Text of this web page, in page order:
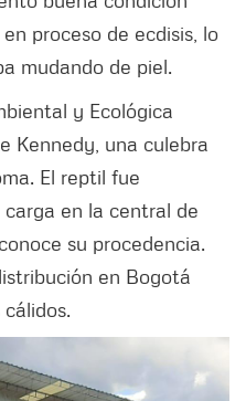
proceso de ecdisis, lo
mudando de piel.
y Ecológica
Kennedy, una culebra
El reptil fue
en la central de
su procedencia.
en Bogotá